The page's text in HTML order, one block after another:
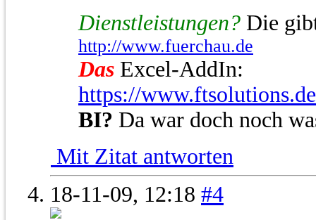
Dienstleistungen? Die
http://www.fuerchau.de
Das Excel-AddIn:
https://
BI? Da war doch noch
Mit Zitat antworten
18-11-09, 12:18 #4